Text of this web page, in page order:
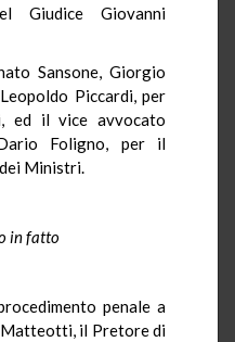
Giudice Giovanni
Sansone, Giorgio
Piccardi, per
ed il vice avvocato
Foligno, per il
Ministri.
in fatto
penale a
il Pretore di